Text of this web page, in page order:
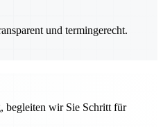
und termingerecht.
begleiten wir Sie Schritt für